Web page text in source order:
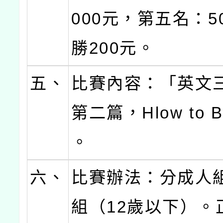
000元，第五名：
勝200元。
五、
比賽內容：「英文
第二篇，Hlow to
。
六、
比賽辦法：分成人
組（12歲以下）。